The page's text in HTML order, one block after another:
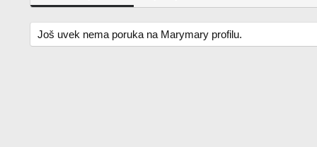
Još uvek nema poruka na Marymary profilu.